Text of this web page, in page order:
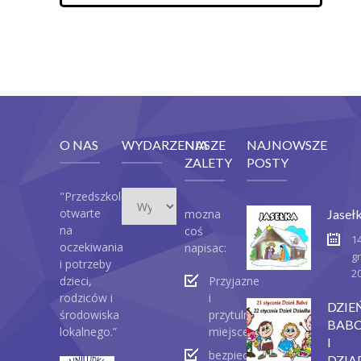
O NAS
"Przedszkole
otwarte
na
oczekiwania
i potrzeby
dzieci,
rodziców i
środowiska
lokalnego.”
WYDARZENIA
NASZE
ZALETY
mozna
coś
napisac:
Przyjazne
i
przytulne
miejsce
bezpieczeństwo
NAJNOWSZE
POSTY
I